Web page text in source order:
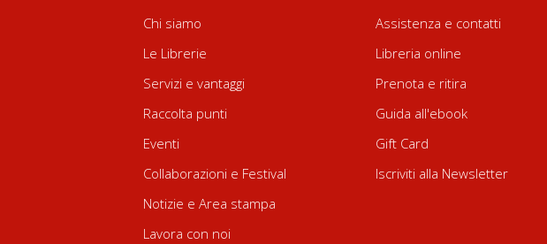
Chi siamo
Le Librerie
Servizi e vantaggi
Raccolta punti
Eventi
Collaborazioni e Festival
Notizie e Area stampa
Lavora con noi
Assistenza e contatti
Libreria online
Prenota e ritira
Guida all'ebook
Gift Card
Iscriviti alla Newsletter